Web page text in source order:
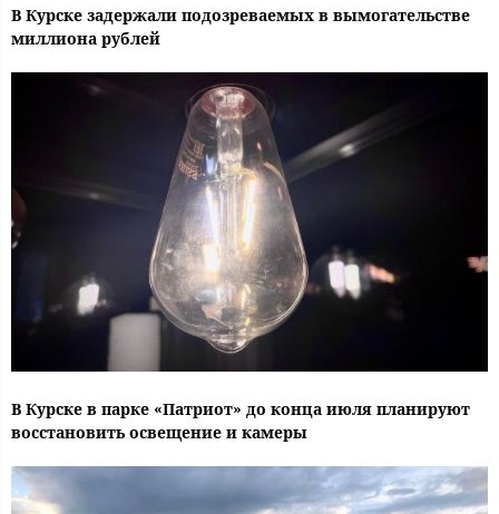
В Курске задержали подозреваемых в вымогательстве
миллиона рублей
В Курске в парке «Патриот» до конца июля планируют
восстановить освещение и камеры